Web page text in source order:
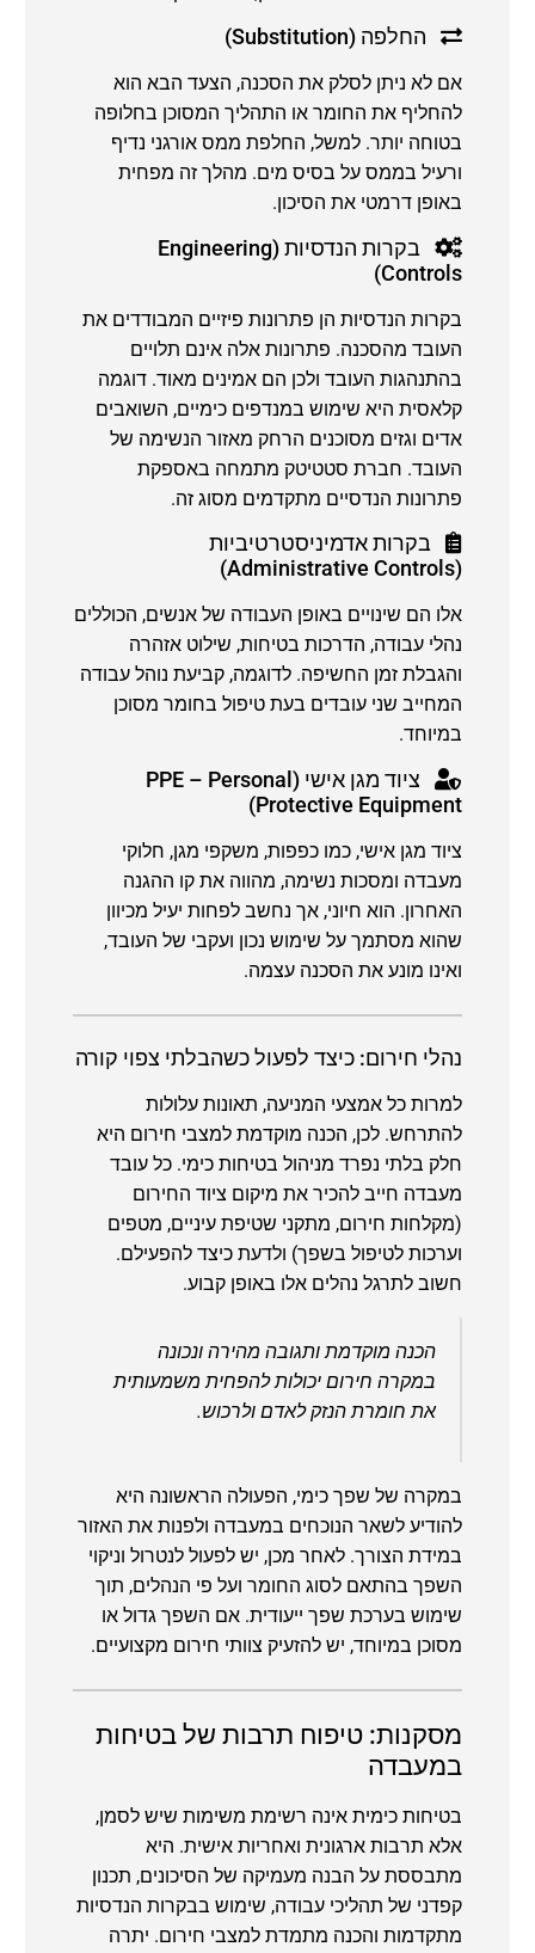
החלפה (Substitution)
אם לא ניתן לסלק את הסכנה, הצעד הבא הוא
להחליף את החומר או התהליך המסוכן בחלופה
בטוחה יותר. למשל, החלפת ממס אורגני נדיף
ורעיל בממס על בסיס מים. מהלך זה מפחית
באופן דרמטי את הסיכון.
בקרות הנדסיות (Engineering
Controls)
בקרות הנדסיות הן פתרונות פיזיים המבודדים את
העובד מהסכנה. פתרונות אלה אינם תלויים
בהתנהגות העובד ולכן הם אמינים מאוד. דוגמה
קלאסית היא שימוש במנדפים כימיים, השואבים
אדים וגזים מסוכנים הרחק מאזור הנשימה של
העובד. חברת סטטיטק מתמחה באספקת
פתרונות הנדסיים מתקדמים מסוג זה.
בקרות אדמיניסטרטיביות
(Administrative Controls)
אלו הם שינויים באופן העבודה של אנשים, הכוללים
נהלי עבודה, הדרכות בטיחות, שילוט אזהרה
והגבלת זמן החשיפה. לדוגמה, קביעת נוהל עבודה
המחייב שני עובדים בעת טיפול בחומר מסוכן
במיוחד.
ציוד מגן אישי (PPE – Personal
Protective Equipment)
ציוד מגן אישי, כמו כפפות, משקפי מגן, חלוקי
מעבדה ומסכות נשימה, מהווה את קו ההגנה
האחרון. הוא חיוני, אך נחשב לפחות יעיל מכיוון
שהוא מסתמך על שימוש נכון ועקבי של העובד,
ואינו מונע את הסכנה עצמה.
נהלי חירום: כיצד לפעול כשהבלתי צפוי קורה
למרות כל אמצעי המניעה, תאונות עלולות
להתרחש. לכן, הכנה מוקדמת למצבי חירום היא
חלק בלתי נפרד מניהול בטיחות כימי. כל עובד
מעבדה חייב להכיר את מיקום ציוד החירום
(מקלחות חירום, מתקני שטיפת עיניים, מטפים
וערכות לטיפול בשפך) ולדעת כיצד להפעילם.
חשוב לתרגל נהלים אלו באופן קבוע.
הכנה מוקדמת ותגובה מהירה ונכונה
במקרה חירום יכולות להפחית משמעותית
את חומרת הנזק לאדם ולרכוש.
במקרה של שפך כימי, הפעולה הראשונה היא
להודיע לשאר הנוכחים במעבדה ולפנות את האזור
במידת הצורך. לאחר מכן, יש לפעול לנטרול וניקוי
השפך בהתאם לסוג החומר ועל פי הנהלים, תוך
שימוש בערכת שפך ייעודית. אם השפך גדול או
מסוכן במיוחד, יש להזעיק צוותי חירום מקצועיים.
מסקנות: טיפוח תרבות של בטיחות
במעבדה
בטיחות כימית אינה רשימת משימות שיש לסמן,
אלא תרבות ארגונית ואחריות אישית. היא
מתבססת על הבנה מעמיקה של הסיכונים, תכנון
קפדני של תהליכי עבודה, שימוש בבקרות הנדסיות
מתקדמות והכנה מתמדת למצבי חירום. יתרה